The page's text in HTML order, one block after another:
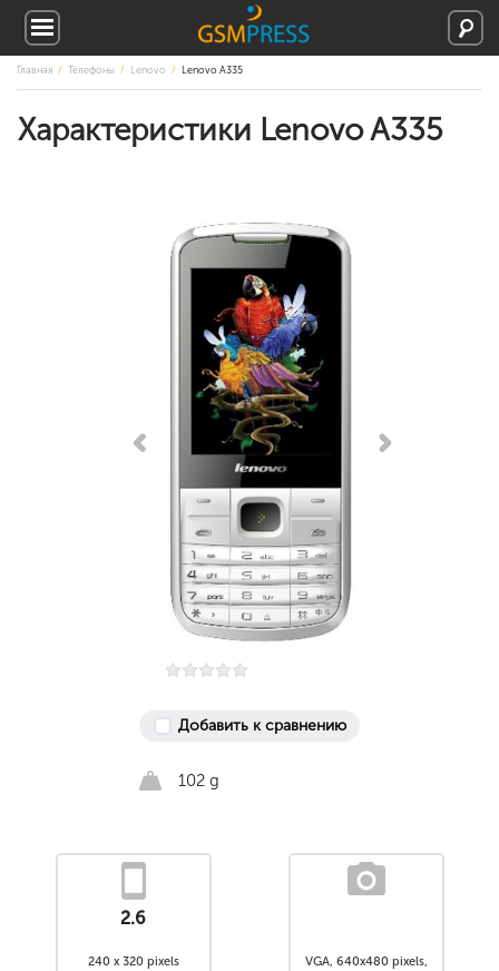
Главная Телефоны Lenovo Lenovo A335
Характеристики Lenovo A335
Добавить к сравнению
102 g
2.6
240 x 320 pixels
VGA, 640x480 pixels,